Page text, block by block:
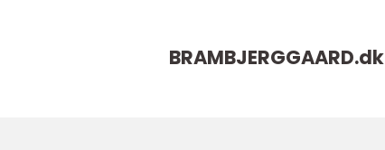
BRAMBJERGGAARD.dk